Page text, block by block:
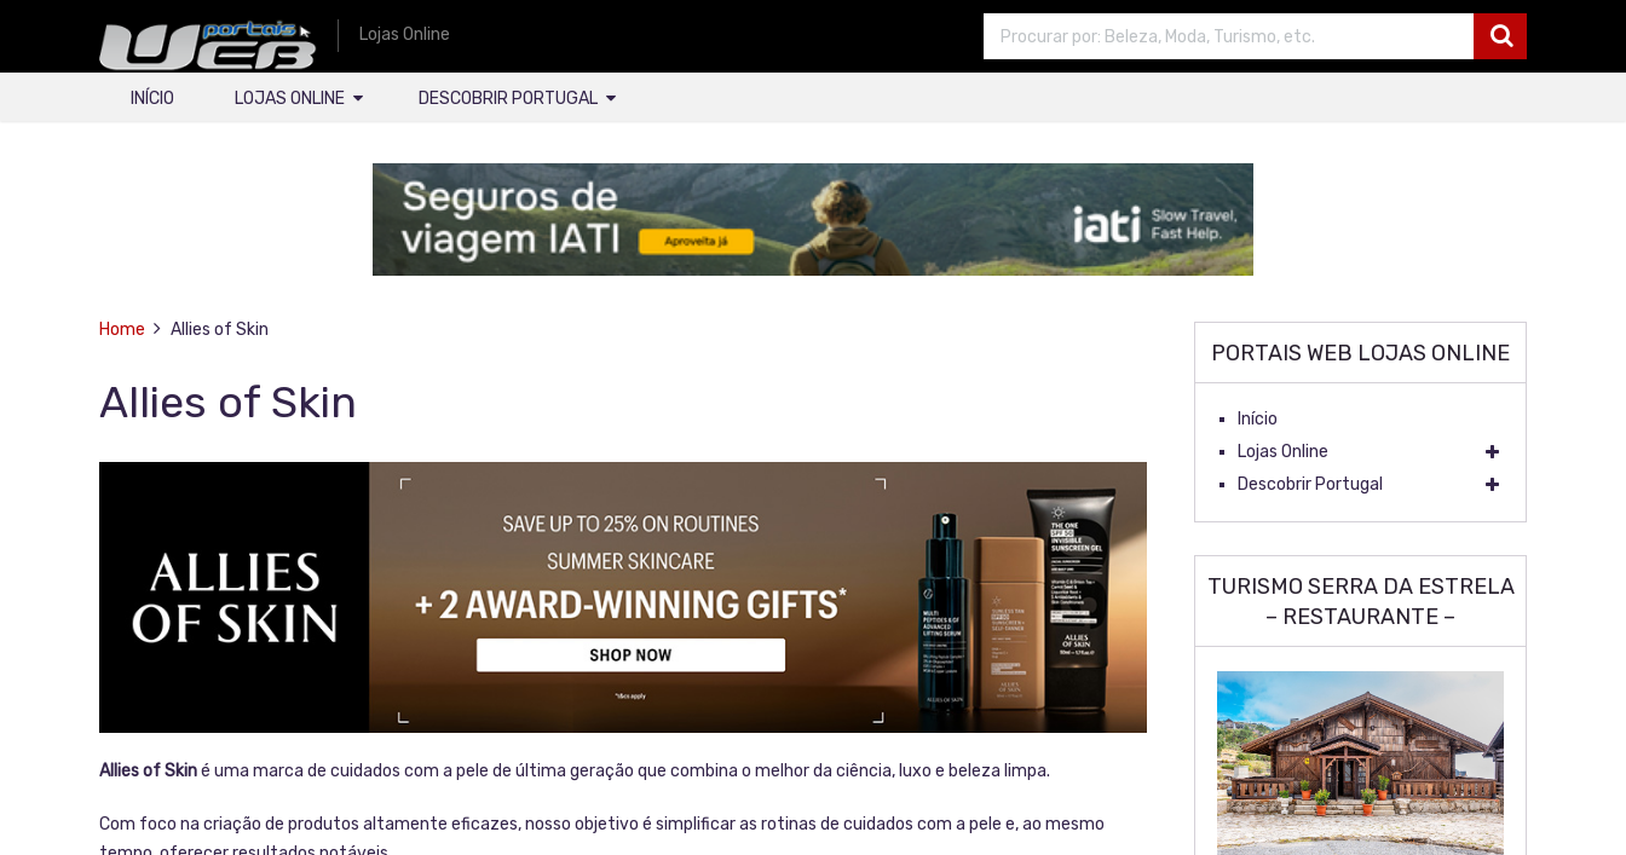
Lojas Online
INÍCIO LOJAS ONLINE DESCOBRIR PORTUGAL
Home Allies of Skin
Allies of Skin
Allies of Skiné uma marca de cuidados com a pele de última geração que combina o melhor da ciência, luxo e beleza limpa.
Com foco na criação de produtos altamente eficazes, nosso objetivo é simplificar as rotinas de cuidados com a pele e, ao mesmo
PORTAIS WEB LOJAS ONLINE
Início
Lojas Online
Descobrir Portugal
TURISMO SERRA DA ESTRELA
– RESTAURANTE –